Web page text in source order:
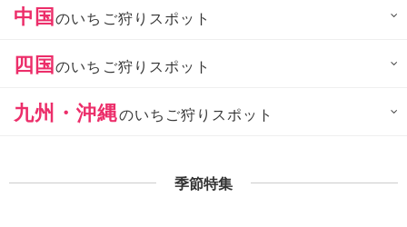
中国のいちご狩りスポット
四国のいちご狩りスポット
九州・沖縄のいちご狩りスポット
季節特集